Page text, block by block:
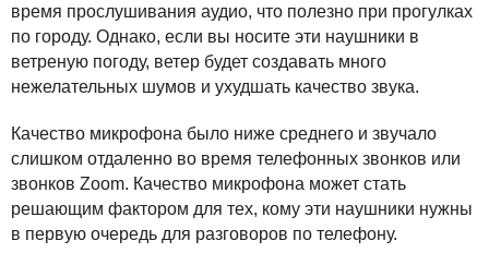
время прослушивания аудио, что полезно при прогулках
по городу. Однако, если вы носите эти наушники в
ветреную погоду, ветер будет создавать много
нежелательных шумов и ухудшать качество звука.
Качество микрофона было ниже среднего и звучало
слишком отдаленно во время телефонных звонков или
звонков Zoom. Качество микрофона может стать
решающим фактором для тех, кому эти наушники нужны
в первую очередь для разговоров по телефону.